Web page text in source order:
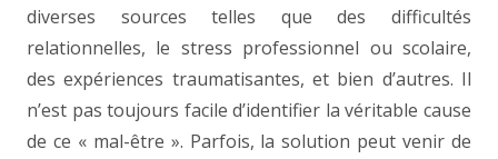
diverses sources telles que des difficultés
relationnelles, le stress professionnel ou scolaire,
des expériences traumatisantes, et bien d’autres. Il
n’est pas toujours facile d’identifier la véritable cause
de ce « mal-être ». Parfois, la solution peut venir de